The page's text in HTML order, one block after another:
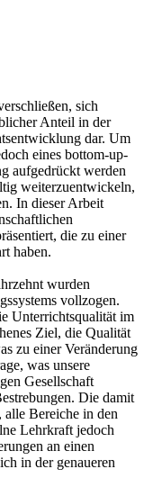
sich
Anteil in der
dar. Um
eines bottom-up-
aufgedrückt werden
weiterzuentwickeln,
In dieser Arbeit
die zu einer
haben.
wurden
vollzogen.
Unterrichtsqualität im
Ziel, die Qualität
zu einer Veränderung
was unsere
Gesellschaft
Die damit
alle Bereiche in den
Lehrkraft jedoch
an einen
in der genaueren